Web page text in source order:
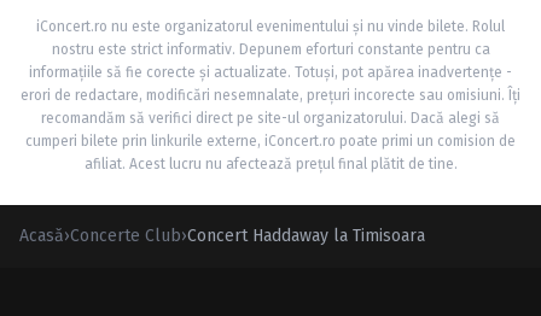
iConcert.ro nu este organizatorul evenimentului și nu vinde bilete. Rolul
nostru este strict informativ. Depunem eforturi constante pentru ca
informațiile să fie corecte și actualizate. Totuși, pot apărea inadvertențe -
erori de redactare, modificări nesemnalate, prețuri incorecte sau omisiuni. Îți
recomandăm să verifici direct pe site-ul organizatorului. Dacă alegi să
cumperi bilete prin linkurile externe, iConcert.ro poate primi un comision de
afiliat. Acest lucru nu afectează prețul final plătit de tine.
Acasă›Concerte Club›Concert Haddaway la Timisoara